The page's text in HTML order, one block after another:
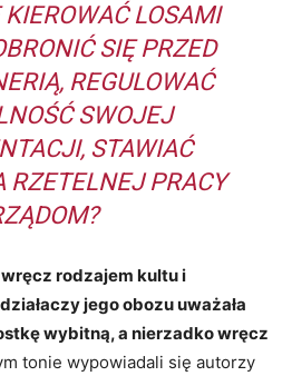
LOSAMI
SIĘ PRZED
REGULOWAĆ
SWOJEJ
STAWIAĆ
RZETELNEJ PRACY
wręcz rodzajem kultu i
jego obozu uważała
wybitną, a nierzadko wręcz
tonie wypowiadali się autorzy